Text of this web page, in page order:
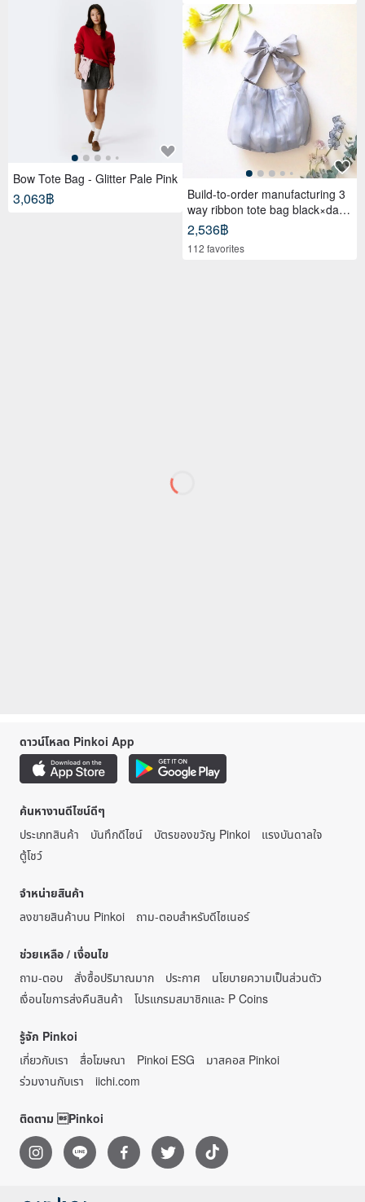
Bow Tote Bag - Glitter Pale Pink
3,063฿
Build-to-order manufacturing 3
way ribbon tote bag black×dark
gray
2,536฿
112 favorites
ดาวน์โหลด Pinkoi App
ค้นหางานดีไซน์ดีๆ
ประเภทสินค้า
บันทึกดีไซน์ บัตรของขวัญ Pinkoi
แรงบันดาลใจ
ตู้โชว์
จำหน่ายสินค้า
ลงขายสินค้าบน Pinkoi
ถาม-ตอบสำหรับดีไซเนอร์
ช่วยเหลือ / เงื่อนไข
ถาม-ตอบ
สั่งซื้อปริมาณมาก ประกาศ
นโยบายความเป็นส่วนตัว
เงื่อนไขการส่งคืนสินค้า
โปรแกรมสมาชิกและ P Coins
รู้จัก Pinkoi
เกี่ยวกับเรา
สื่อโฆษณา Pinkoi ESG
มาสคอส Pinkoi
ร่วมงานกับเรา
iichi.com
ติดตาม Pinkoi